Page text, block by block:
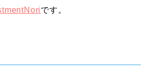
です。